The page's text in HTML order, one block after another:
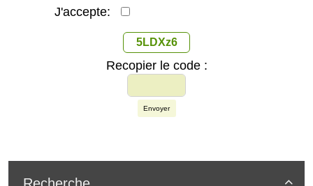
J'accepte:
5LDXz6
Recopier le code :
Envoyer
